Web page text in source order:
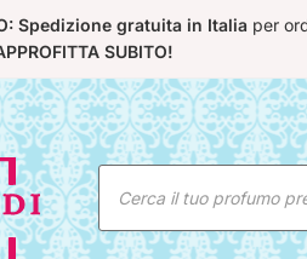
Spedizione gratuita in Italia per
SUBITO!
Ricerca
prodotti